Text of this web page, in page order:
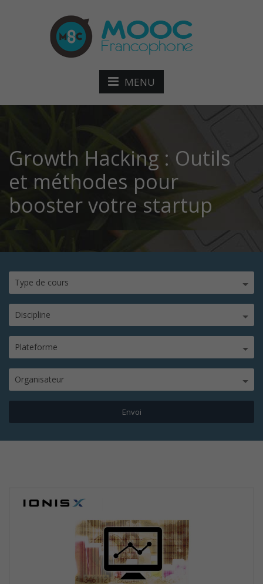
MENU
Growth Hacking : Outils
et méthodes pour
booster votre startup
Type de cours
Discipline
Plateforme
Organisateur